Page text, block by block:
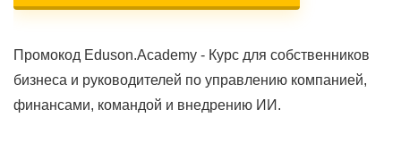
Промокод Eduson.Academy - Курс для собственников
бизнеса и руководителей по управлению компанией,
финансами, командой и внедрению ИИ.